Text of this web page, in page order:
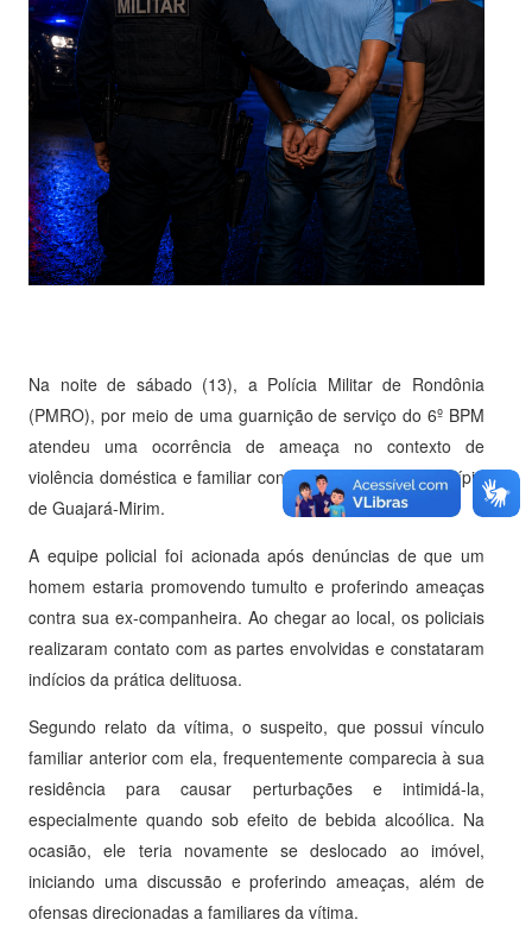
Na noite de sábado (13), a Polícia Militar de Rondônia
(PMRO), por meio de uma guarnição de serviço do 6º BPM
atendeu uma ocorrência de ameaça no contexto de
violência doméstica e familiar contra a mulher, no município
de Guajará-Mirim.
A equipe policial foi acionada após denúncias de que um
homem estaria promovendo tumulto e proferindo ameaças
contra sua ex-companheira. Ao chegar ao local, os policiais
realizaram contato com as partes envolvidas e constataram
indícios da prática delituosa.
Segundo relato da vítima, o suspeito, que possui vínculo
familiar anterior com ela, frequentemente comparecia à sua
residência para causar perturbações e intimidá-la,
especialmente quando sob efeito de bebida alcoólica. Na
ocasião, ele teria novamente se deslocado ao imóvel,
iniciando uma discussão e proferindo ameaças, além de
ofensas direcionadas a familiares da vítima.